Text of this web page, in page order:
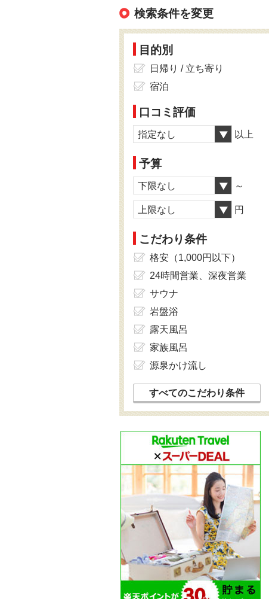
検索条件を変更
目的別
日帰り / 立ち寄り
宿泊
口コミ評価
指定なし 以上
予算
下限なし ～
上限なし 円
こだわり条件
格安（1,000円以下）
24時間営業、深夜営業
サウナ
岩盤浴
露天風呂
家族風呂
源泉かけ流し
すべてのこだわり条件